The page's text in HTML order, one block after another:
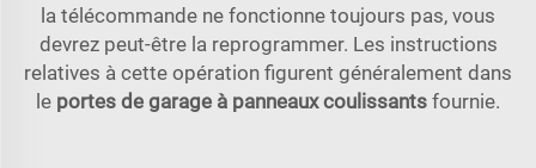
la télécommande ne fonctionne toujours pas, vous
devrez peut-être la reprogrammer. Les instructions
relatives à cette opération figurent généralement dans
le portes de garage à panneaux coulissants fournie.